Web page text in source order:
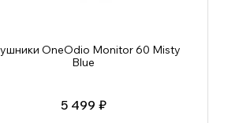
OneOdio Monitor 60 Misty
Blue
5 499 ₽